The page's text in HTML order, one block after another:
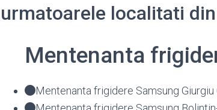
urmatoarele localitati din
Mentenanta
Mentenanta frigidere Samsung Giurgiu